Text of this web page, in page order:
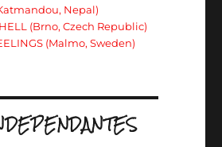
Nepal)
(Brno, Czech Republic)
(Malmo, Sweden)